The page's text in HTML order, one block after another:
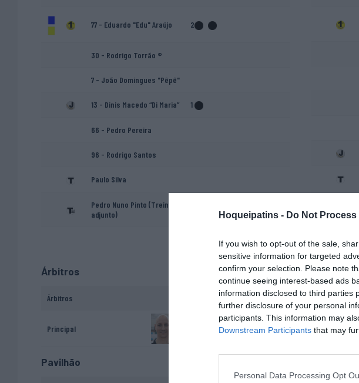
Hoqueipatins - Do Not
If you wish to opt-out of the sale,
sensitive information for targeted
confirm your selection. Please note
continue seeing interest-based ads
information disclosed to third parties
further disclosure of your personal
participants. This information may
Downstream Participants that may
Personal Data Processing Opt
77 - Eduardo "Edu" Araújo 2
30 - Rodrigo Torrão ®
7 - João Domingues "Pêpê"
13 - Dinis Macedo “Di Maria” 1
66 - Pedro Pereira
96 - Rodrigo Santos
Paulo Silva
Pedro Nuno Pinto (Treinador
adjunto)
Árbitros
Árbitros
Principal João Paulo Silva
Pavilhão